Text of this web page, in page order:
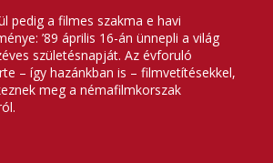
pedig a filmes szakma e havi
’89 április 16-án ünnepli a világ
születésnapját. Az évforuló
– így hazánkban is – filmvetítésekkel,
meg a némafilmkorszak